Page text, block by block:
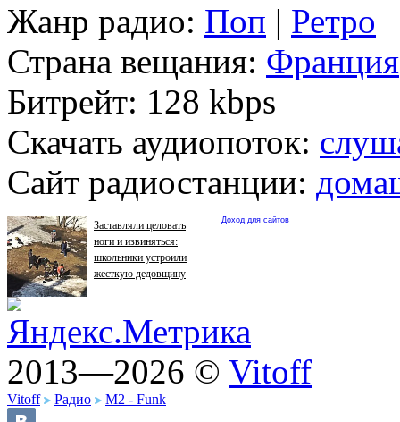
Жанр радио: Поп | Ретро
Страна вещания: Франция
Битрейт: 128 kbps
Скачать аудиопоток:
Сайт радиостанции:
Доход для сайтов
Заставляли целовать
ноги и извиняться:
школьники устроили
жесткую дедовщину
2013—2026 © Vitoff
Vitoff Радио M2 - Funk